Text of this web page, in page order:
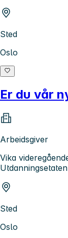
Sted
Oslo
Er du vår
Arbeidsgiver
Vika
Utdanningsetaten
Sted
Oslo